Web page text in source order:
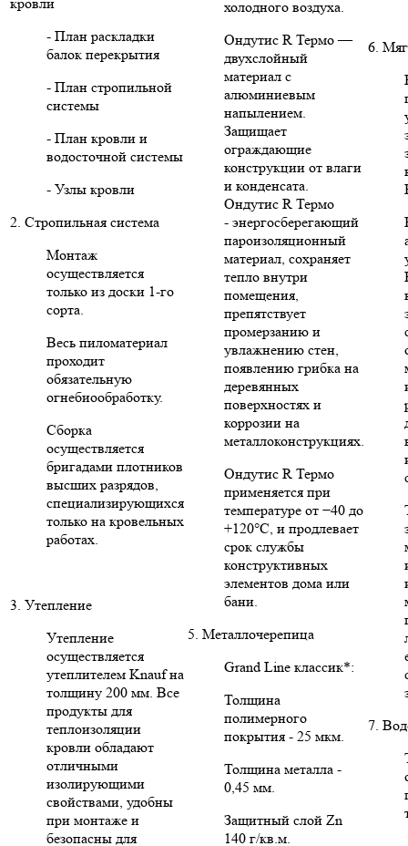
- План раскладки
балок перекрытия
- План стропильной
системы
- План кровли и
водосточной системы
- Узлы кровли
2. Стропильная система
Монтаж
осуществляется
только из доски 1-го
сорта.
Весь пиломатериал
проходит
обязательную
огнебиообработку.
Сборка
осуществляется
бригадами плотников
высших разрядов,
специализирующихся
только на кровельных
работах.
3. Утепление
Утепление
осуществляется
утеплителем Knauf на
толщину 200 мм. Все
продукты для
теплоизоляции
кровли обладают
отличными
изолирующими
свойствами, удобны
при монтаже и
безопасны для
холодного воздуха.
Ондутис R Термо —
двухслойный
материал с
алюминиевым
напылением.
Защищает
ограждающие
конструкции от влаги
и конденсата.
Ондутис R Термо
- энергосберегающий
пароизоляционный
материал, сохраняет
тепло внутри
помещения,
препятствует
промерзанию и
увлажнению стен,
появлению грибка на
деревянных
поверхностях и
коррозии на
металлоконструкциях.
Ондутис R Термо
применяется при
температуре от −40 до
+120°C, и продлевает
срок службы
конструктивных
элементов дома или
бани.
5. Металлочерепица
Grand Line классик*:
Толщина
полимерного
покрытия - 25 мкм.
Толщина металла -
0,45 мм.
Защитный слой Zn
140 г/кв.м.
6.
7.